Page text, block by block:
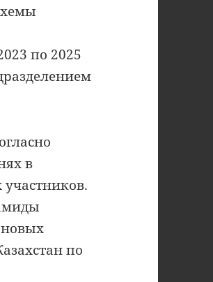
по 2025
в
новых
по